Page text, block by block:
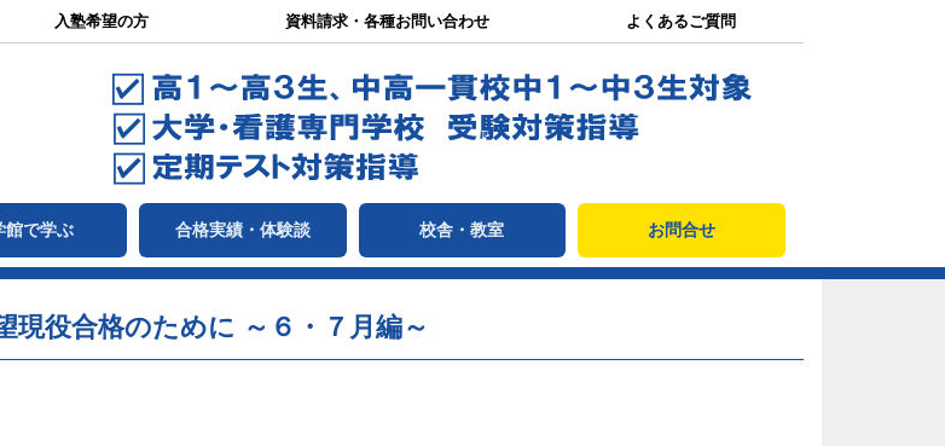
入塾希望の方 資料請求・各種お問い合わせ よくあるご質問
館で学ぶ 合格実績・体験談 校舎・教室 お問合せ
現役合格のために ～６・７月編～